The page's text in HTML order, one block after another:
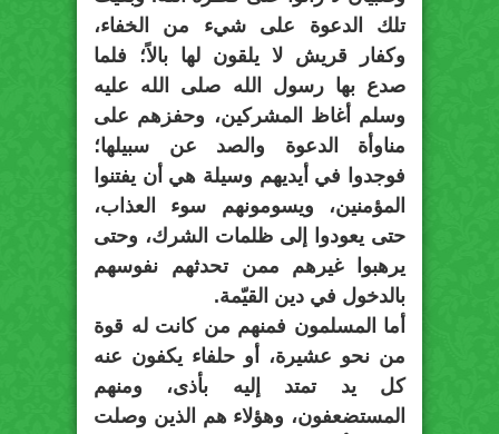
تلك الدعوة على شيء من الخفاء،
وكفار قريش لا يلقون لها بالاً؛ فلما
صدع بها رسول الله صلى الله عليه
وسلم أغاظ المشركين، وحفزهم على
مناوأة الدعوة والصد عن سبيلها؛
فوجدوا في أيديهم وسيلة هي أن يفتنوا
المؤمنين، ويسومونهم سوء العذاب،
حتى يعودوا إلى ظلمات الشرك، وحتى
يرهبوا غيرهم ممن تحدثهم نفوسهم
بالدخول في دين القيّمة.
أما المسلمون فمنهم من كانت له قوة
من نحو عشيرة، أو حلفاء يكفون عنه
كل يد تمتد إليه بأذى، ومنهم
المستضعفون، وهؤلاء هم الذين وصلت